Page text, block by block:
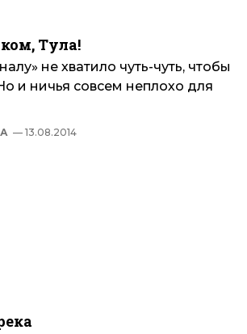
Тула!
не хватило чуть-чуть, чтобы
и ничья совсем неплохо для
— 13.08.2014